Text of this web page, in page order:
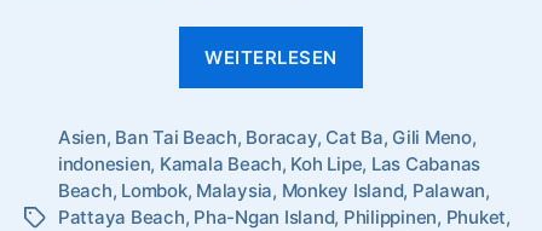
WEITERLESEN
Strände
in
Südostasien”
Schlagwörter
Asien, Ban Tai Beach, Boracay, Cat Ba, Gili Meno,
indonesien, Kamala Beach, Koh Lipe, Las Cabanas
Beach, Lombok, Malaysia, Monkey Island, Palawan,
Pattaya Beach, Pha-Ngan Island, Philippinen, Phuket,